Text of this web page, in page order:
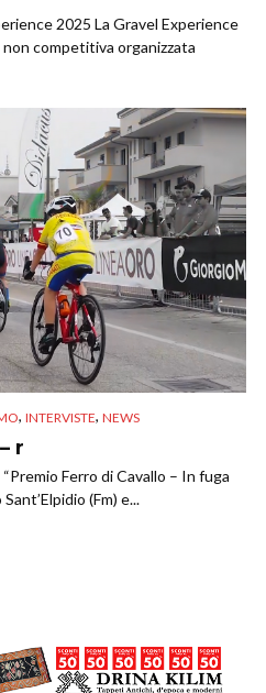
2025 La Gravel Experience
competitiva organizzata
, INTERVISTE, NEWS
r
Ferro di Cavallo – In fuga
(Fm) e...